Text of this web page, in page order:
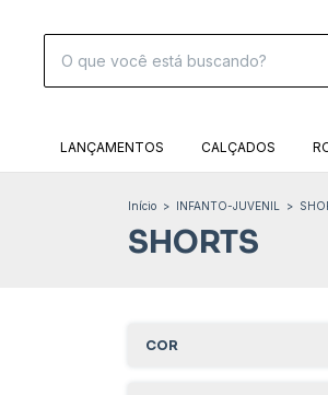
LANÇAMENTOS CALÇADOS
Início > INFANTO-JUVENIL >
SHORTS
COR